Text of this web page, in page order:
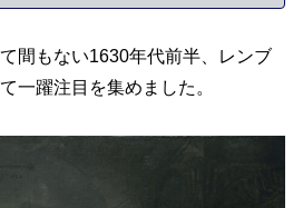
間もない1630年代前半、レンブ
一躍注目を集めました。